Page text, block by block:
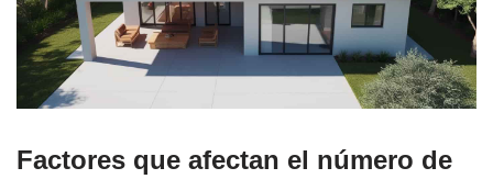
Factores que afectan el número de